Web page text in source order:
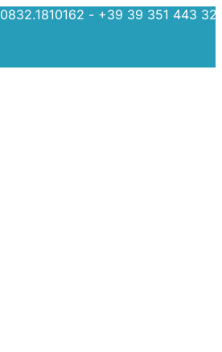
0832.1810162 - +39 39 351 443